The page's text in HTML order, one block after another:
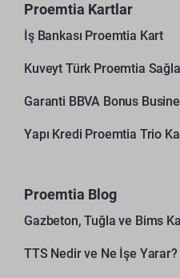
Proemtia Kartlar
İş Bankası Proemtia Kart
Kuveyt Türk Proemtia
Garanti BBVA Bonus
Yapı Kredi Proemtia Trio
Proemtia Blog
TTS Nedir ve Ne İşe Yarar?